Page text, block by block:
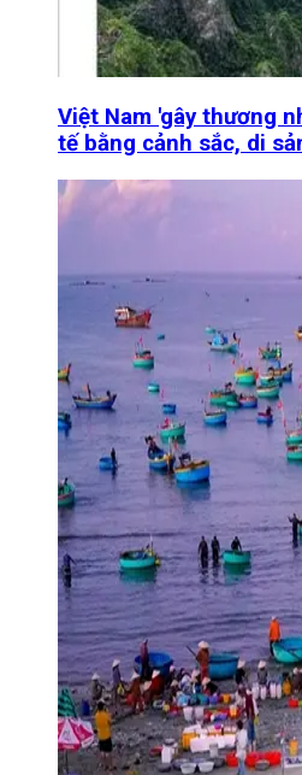
Việt Nam 'gây thương
tế bằng cảnh sắc, di